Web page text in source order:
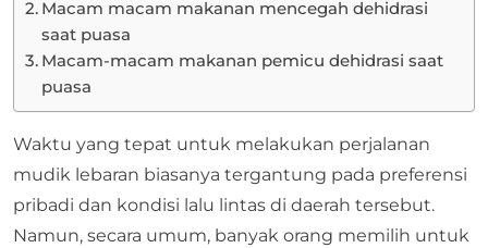
Macam macam makanan mencegah dehidrasi
saat puasa
Macam-macam makanan pemicu dehidrasi saat
puasa
Waktu yang tepat untuk melakukan perjalanan
mudik lebaran biasanya tergantung pada preferensi
pribadi dan kondisi lalu lintas di daerah tersebut.
Namun, secara umum, banyak orang memilih untuk